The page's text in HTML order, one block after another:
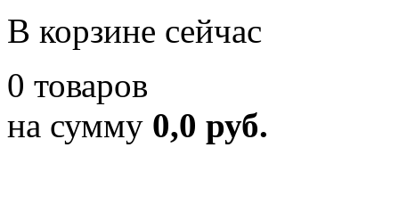
В корзине сейчас
0 товаров
на сумму 0,0 руб.